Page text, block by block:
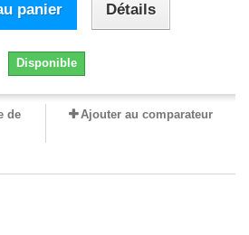
panier Détails
Disponible
de
Ajouter au comparateur